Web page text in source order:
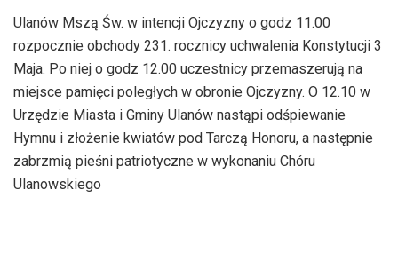
Ulanów Mszą Św. w intencji Ojczyzny o godz 11.00
rozpocznie obchody 231. rocznicy uchwalenia Konstytucji 3
Maja. Po niej o godz 12.00 uczestnicy przemaszerują na
miejsce pamięci poległych w obronie Ojczyzny. O 12.10 w
Urzędzie Miasta i Gminy Ulanów nastąpi odśpiewanie
Hymnu i złożenie kwiatów pod Tarczą Honoru, a następnie
zabrzmią pieśni patriotyczne w wykonaniu Chóru
Ulanowskiego